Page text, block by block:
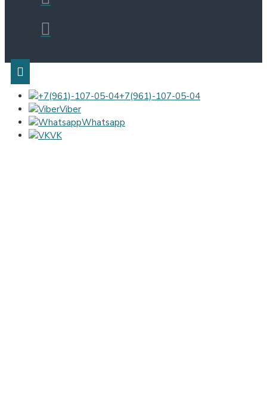
+7(961)-107-05-04
Viber
Whatsapp
VK